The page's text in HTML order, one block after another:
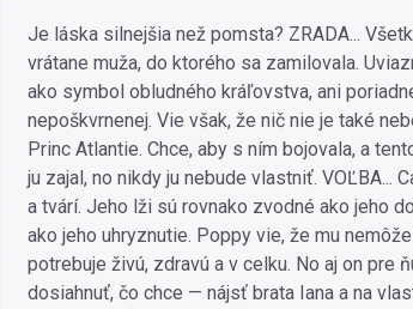
Je láska silnejšia než pomsta? ZRADA...
vrátane muža, do ktorého sa zamilovala.
ako symbol obludného kráľovstva, ani
nepoškvrnenej. Vie však, že nič nie je také
Princ Atlantie. Chce, aby s ním bojovala, a
ju zajal, no nikdy ju nebude vlastniť. VOĽBA...
a tvárí. Jeho lži sú rovnako zvodné ako jeho
ako jeho uhryznutie. Poppy vie, že mu
potrebuje živú, zdravú a v celku. No aj on pre
dosiahnuť, čo chce — nájsť brata Iana a na